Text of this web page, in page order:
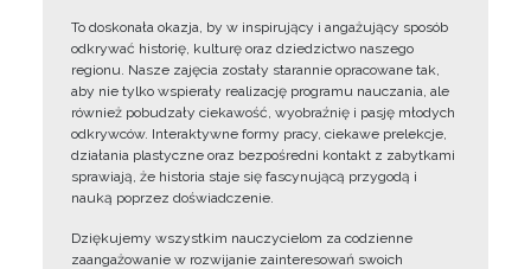
To doskonała okazja, by w inspirujący i angażujący sposób
odkrywać historię, kulturę oraz dziedzictwo naszego
regionu. Nasze zajęcia zostały starannie opracowane tak,
aby nie tylko wspierały realizację programu nauczania, ale
również pobudzały ciekawość, wyobraźnię i pasję młodych
odkrywców. Interaktywne formy pracy, ciekawe prelekcje,
działania plastyczne oraz bezpośredni kontakt z zabytkami
sprawiają, że historia staje się fascynującą przygodą i
nauką poprzez doświadczenie.
Dziękujemy wszystkim nauczycielom za codzienne
zaangażowanie w rozwijanie zainteresowań swoich